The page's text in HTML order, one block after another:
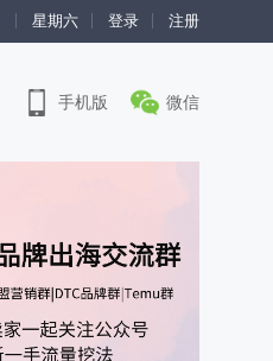
星期六 登录 注册
手机版 微信